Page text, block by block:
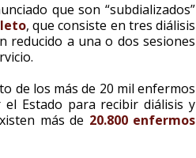
que son “subdializados”
, que consiste en tres diálisis
reducido a una o dos sesiones
de los más de 20 mil enfermos
el Estado para recibir diálisis y
más de 20.800 enfermos